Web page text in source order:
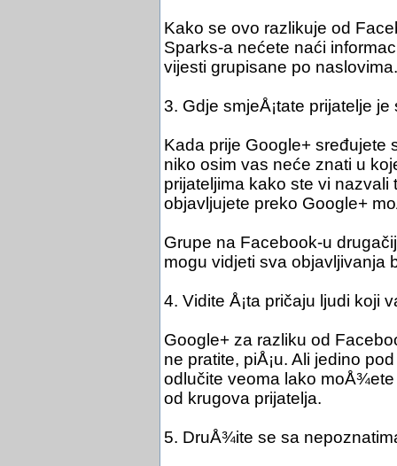
Kako se ovo razlikuje od
Sparks-a nećete naći
vijesti grupisane po naslovima.
3. Gdje smjeÅ¡tate prijatelje je
Kada prije Google+ sređujete
niko osim vas neće znati u
prijateljima kako ste vi nazvali
objavljujete preko Google+
Grupe na Facebook-u
mogu vidjeti sva objavljivanja
4. Vidite Å¡ta pričaju ljudi koji
Google+ za razliku od
ne pratite, piÅ¡u. Ali jedino
odlučite veoma lako
od krugova prijatelja.
5. DruÅ¾ite se sa